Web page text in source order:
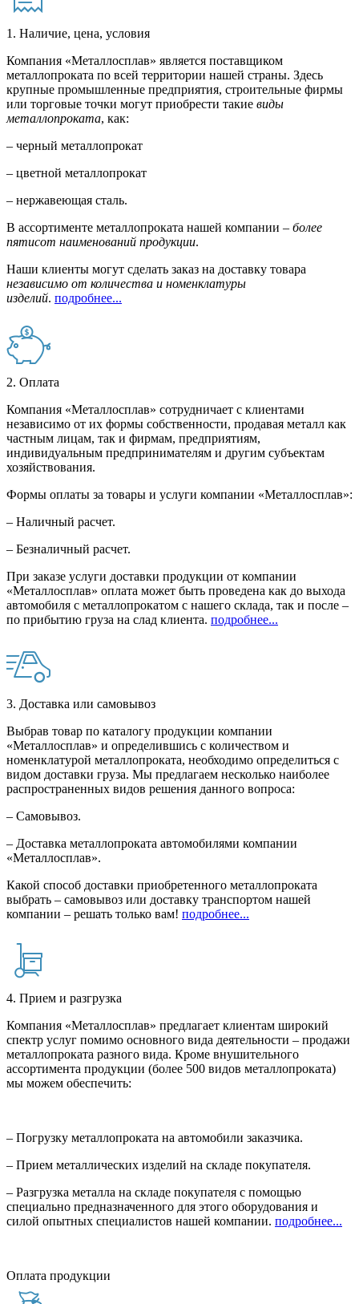
1. Наличие, цена, условия
Компания «Металлосплав» является поставщиком
металлопроката по всей территории нашей страны. Здесь
крупные промышленные предприятия, строительные фирмы
или торговые точки могут приобрести такие виды
металлопроката, как:
– черный металлопрокат
– цветной металлопрокат
– нержавеющая сталь.
В ассортименте металлопроката нашей компании – более
пятисот наименований продукции.
Наши клиенты могут сделать заказ на доставку товара
независимо от количества и номенклатуры
изделий. подробнее...
2. Оплата
Компания «Металлосплав» сотрудничает с клиентами
независимо от их формы собственности, продавая металл как
частным лицам, так и фирмам, предприятиям,
индивидуальным предпринимателям и другим субъектам
хозяйствования.
Формы оплаты за товары и услуги компании «Металлосплав»:
– Наличный расчет.
– Безналичный расчет.
При заказе услуги доставки продукции от компании
«Металлосплав» оплата может быть проведена как до выхода
автомобиля с металлопрокатом с нашего склада, так и после –
по прибытию груза на слад клиента. подробнее...
3. Доставка или самовывоз
Выбрав товар по каталогу продукции компании
«Металлосплав» и определившись с количеством и
номенклатурой металлопроката, необходимо определиться с
видом доставки груза. Мы предлагаем несколько наиболее
распространенных видов решения данного вопроса:
– Самовывоз.
– Доставка металлопроката автомобилями компании
«Металлосплав».
Какой способ доставки приобретенного металлопроката
выбрать – самовывоз или доставку транспортом нашей
компании – решать только вам! подробнее...
4. Прием и разгрузка
Компания «Металлосплав» предлагает клиентам широкий
спектр услуг помимо основного вида деятельности – продажи
металлопроката разного вида. Кроме внушительного
ассортимента продукции (более 500 видов металлопроката)
мы можем обеспечить:
– Погрузку металлопроката на автомобили заказчика.
– Прием металлических изделий на складе покупателя.
– Разгрузка металла на складе покупателя с помощью
специально предназначенного для этого оборудования и
силой опытных специалистов нашей компании. подробнее...
Оплата продукции